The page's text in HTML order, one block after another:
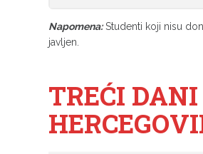
Napomena:Studenti koji nisu
javljen.
TREĆI